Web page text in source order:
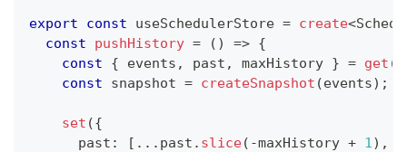
export const useSchedulerStore = create<
const
pushHistory = ( ) => {
const
{ events , past , maxHistory } = get (
const snapshot = createSnapshot (events) ;
set ({
      past
: [ ... past . slice( -maxHistory + 1) ,